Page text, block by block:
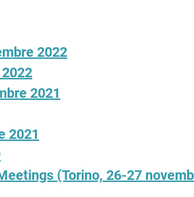
2022
2021
2021
(Torino, 26-27